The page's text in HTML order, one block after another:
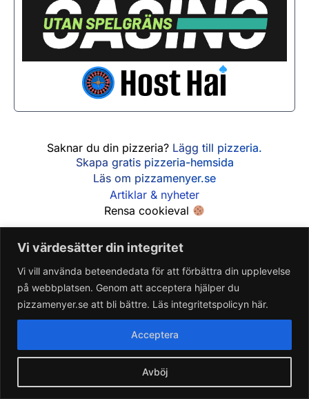
Vi värdesätter din integritet
Vi vill använda beteendedata för att förbättra din upplevelse
på webbplatsen. Genom att acceptera hjälper du
pizzamenyer.se att bli bättre. Läs integritetspolicyn här.
Avböj
Acceptera
Torsdag 11:00 - 21:30
Fredag 11:00 - 22:00
Lördag
12:00 - 22:00
Söndag
12:00 - 21:30
Saknar du din pizzeria? Lägg till pizzeria.
Skapa gratis pizzeria-hemsida
Läs om pizzamenyer.se
Artiklar & nyheter
Rensa cookieval